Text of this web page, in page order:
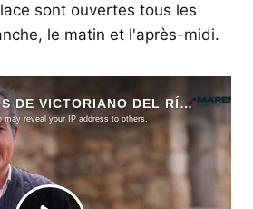
sont ouvertes tous les
le matin et l'après-midi.